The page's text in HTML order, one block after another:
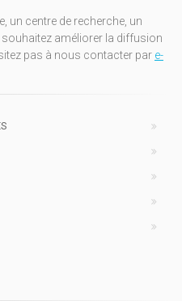
un centre de recherche, un
améliorer la diffusion
pas à nous contacter par e-